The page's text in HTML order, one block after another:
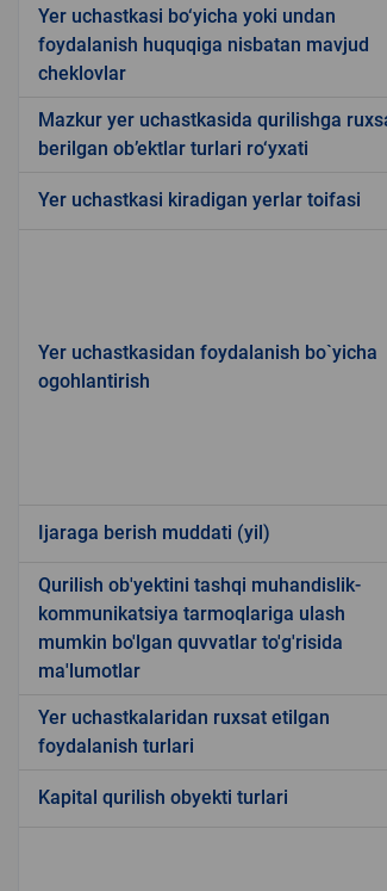
Yer uchastkasi bo‘yicha yoki undan
foydalanish huquqiga nisbatan mavjud
cheklovlar
Mazkur yer uchastkasida qurilishga
berilgan ob’ektlar turlari ro‘yxati
Yer uchastkasi kiradigan yerlar toifasi
Yer uchastkasidan foydalanish bo`yicha
ogohlantirish
Ijaraga berish muddati (yil)
Qurilish ob'yektini tashqi muhandislik-
kommunikatsiya tarmoqlariga ulash
mumkin bo'lgan quvvatlar to'g'risida
ma'lumotlar
Yer uchastkalaridan ruxsat etilgan
foydalanish turlari
Kapital qurilish obyekti turlari